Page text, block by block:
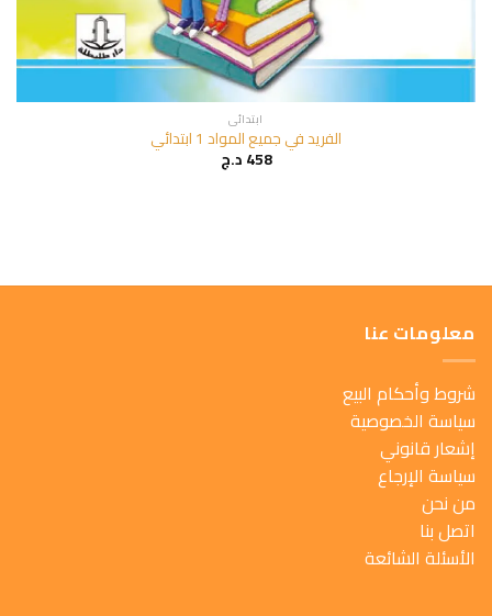
ابتدائي
الفريد في جميع المواد 1 ابتدائي
458د.ج
معلومات عنا
شروط وأحكام البيع
سياسة الخصوصية
إشعار قانوني
سياسة الإرجاع
من نحن
اتصل بنا
الأسئلة الشائعة